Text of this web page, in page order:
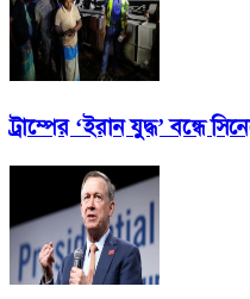
ট্রাম্পের ‘ইরান যুদ্ধ’ বন্ধে